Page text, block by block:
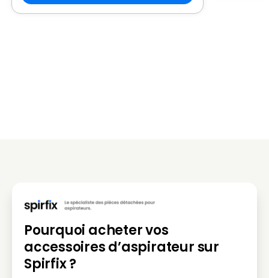
Pourquoi acheter vos
accessoires d’aspirateur sur
Spirfix ?